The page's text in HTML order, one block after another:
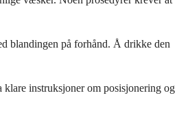
blandingen på forhånd. Å drikke den
klare instruksjoner om posisjonering og